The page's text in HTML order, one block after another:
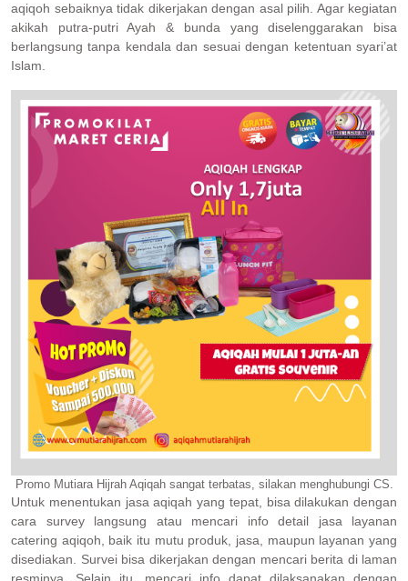
aqiqoh sebaiknya tidak dikerjakan dengan asal pilih. Agar kegiatan
akikah putra-putri Ayah & bunda yang diselenggarakan bisa
berlangsung tanpa kendala dan sesuai dengan ketentuan syari’at
Islam.
Promo Mutiara Hijrah Aqiqah sangat terbatas, silakan menghubungi CS.
Untuk menentukan jasa aqiqah yang tepat, bisa dilakukan dengan
cara survey langsung atau mencari info detail jasa layanan
catering aqiqoh, baik itu mutu produk, jasa, maupun layanan yang
disediakan. Survei bisa dikerjakan dengan mencari berita di laman